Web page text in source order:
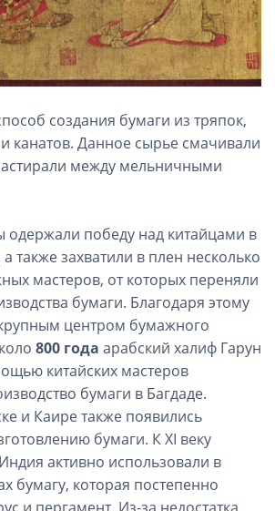
создания бумаги из тряпок,
канатов. Данное сырье смачивали
между мельничными
одержали победу над китайцами в
а также захватили в плен несколько
мастеров, от которых переняли
бумаги. Благодаря этому
центром бумажного
800 года арабский халиф Гарун
китайских мастеров
бумаги в Багдаде.
и Каире также появились
бумаги. К XI веку
активно использовали в
бумагу, которая постепенно